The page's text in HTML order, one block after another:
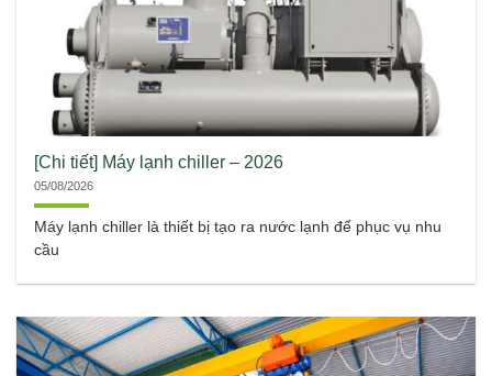
[Chi tiết] Máy lạnh chiller – 2026
05/08/2026
Máy lạnh chiller là thiết bị tạo ra nước lạnh để phục vụ nhu
cầu